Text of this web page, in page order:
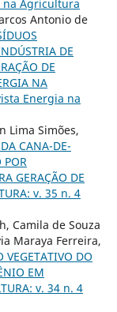
na Agricultura
Antonio de
DE
DE
NA
Energia na
Lima Simões,
CANA-DE-
POR
GERAÇÃO DE
v. 35 n. 4
Camila de Souza
Maraya Ferreira,
VEGETATIVO DO
EM
v. 34 n. 4